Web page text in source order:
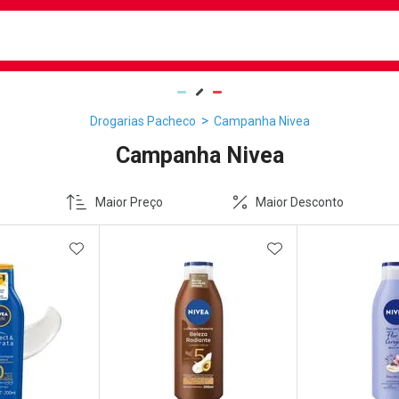
Drogarias Pacheco Campanha Nivea
Campanha Nivea
Maior Preço Maior Desconto
ADICIONAR AOS FAVORITOSADICIONAR AOS